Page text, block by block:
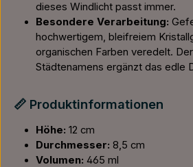
dieses Windlicht passt immer.
Besondere Verarbeitung:
hochwertigem, bleifreiem
organischen Farben veredelt.
Städtenamens ergänzt das edle
📏 Produktinformationen
Höhe: 12 cm
Durchmesser: 8,5 cm
Volumen: 465 ml